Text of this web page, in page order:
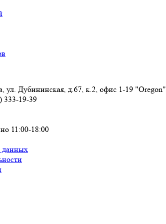
, ул. Дубининская, д.67, к.2, офис 1-19 "Oregon"
333-19-39
11:00-18:00
данных